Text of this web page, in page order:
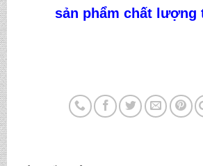
sản phẩm chất lượng